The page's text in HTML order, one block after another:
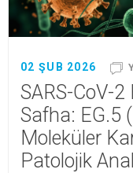
02 ŞUB 2026
SARS-CoV-
Safha: EG.5
Moleküler
Patolojik